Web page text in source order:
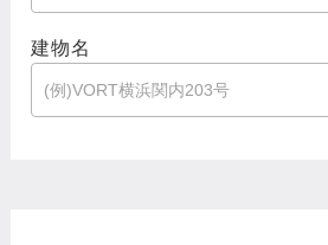
建物名